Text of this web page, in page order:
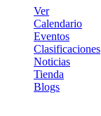
Ver
Calendario
Eventos
Clasificaciones
Noticias
Tienda
Blogs